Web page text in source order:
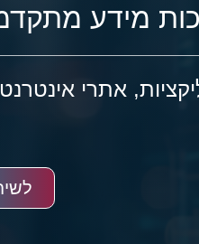
מידע
אתרי